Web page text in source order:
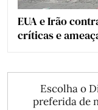
EUA e Irão
críticas e
Escolha o
preferida de